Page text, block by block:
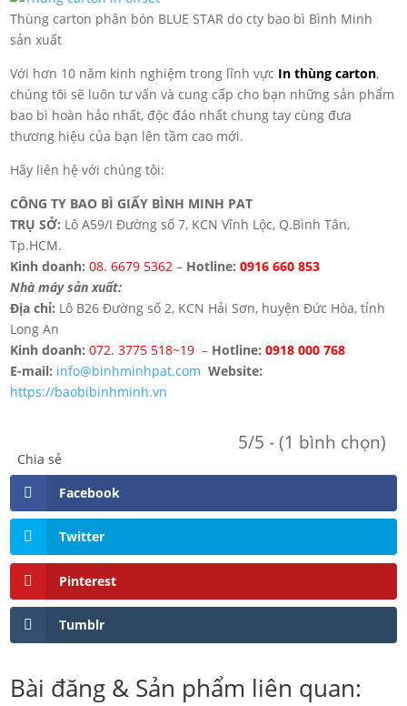
Thùng carton phân bón BLUE STAR do cty bao bì Bình Minh
sản xuất
Với hơn 10 năm kinh nghiệm trong lĩnh vực In thùng carton,
chúng tôi sẽ luôn tư vấn và cung cấp cho bạn những sản phẩm
bao bì hoàn hảo nhất, độc đáo nhất chung tay cùng đưa
thương hiệu của bạn lên tầm cao mới.
Hãy liên hệ với chúng tôi:
CÔNG TY BAO BÌ GIẤY BÌNH MINH PAT
TRỤ SỞ: Lô A59/I Đường số 7, KCN Vĩnh Lộc, Q.Bình Tân,
Tp.HCM.
Kinh doanh: 08. 6679 5362 – Hotline:0916 660 853
Nhà máy sản xuất:
Địa chỉ: Lô B26 Đường số 2, KCN Hải Sơn, huyện Đức Hòa, tỉnh
Long An
Kinh doanh: 072. 3775 518~19 – Hotline:0918 000 768
E-mail: info@binhminhpat.com Website:
https://baobibinhminh.vn
5/5 - (1 bình chọn)
Chia sẻ
Facebook
Twitter
Pinterest
Tumblr
Bài đăng & Sản phẩm liên quan: